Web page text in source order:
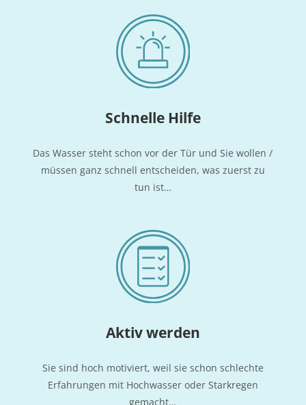
Schnel­le Hilfe
Das Was­ser steht schon vor der Tür und Sie wol­len /
müs­sen ganz schnell ent­schei­den, was zuerst zu
tun ist…
Aktiv wer­den
Sie sind hoch moti­viert, weil sie schon schlech­te
Erfah­run­gen mit Hoch­was­ser oder Stark­re­gen
gemacht…